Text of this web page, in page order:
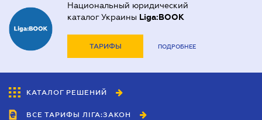
Национальный юридический
каталог Украины Liga:BOOK
ТАРИФЫ ПОДРОБНЕЕ
КАТАЛОГ РЕШЕНИЙ
ВСЕ ТАРИФЫ ЛІГА:ЗАКОН